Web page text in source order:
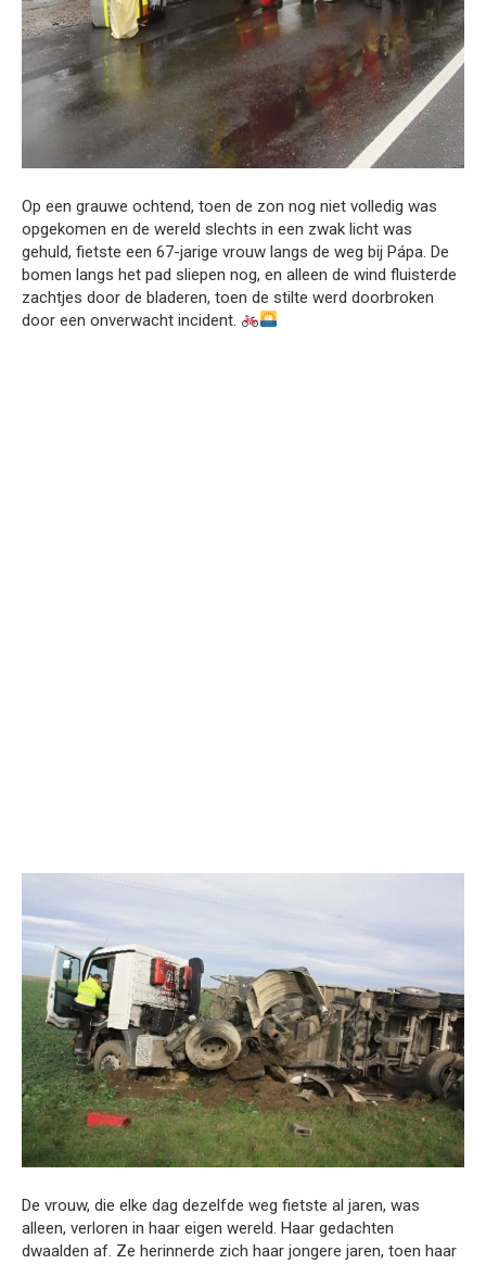
Op een grauwe ochtend, toen de zon nog niet volledig was
opgekomen en de wereld slechts in een zwak licht was
gehuld, fietste een 67-jarige vrouw langs de weg bij Pápa. De
bomen langs het pad sliepen nog, en alleen de wind fluisterde
zachtjes door de bladeren, toen de stilte werd doorbroken
door een onverwacht incident.
De vrouw, die elke dag dezelfde weg fietste al jaren, was
alleen, verloren in haar eigen wereld. Haar gedachten
dwaalden af. Ze herinnerde zich haar jongere jaren, toen haar